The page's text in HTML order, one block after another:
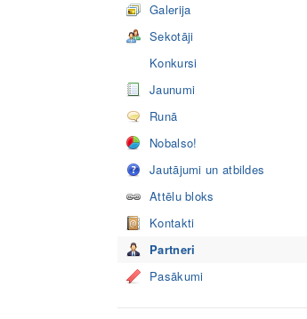
Galerija
Sekotāji
Konkursi
Jaunumi
Runā
Nobalso!
Jautājumi un atbildes
Attēlu bloks
Kontakti
Partneri
Pasākumi